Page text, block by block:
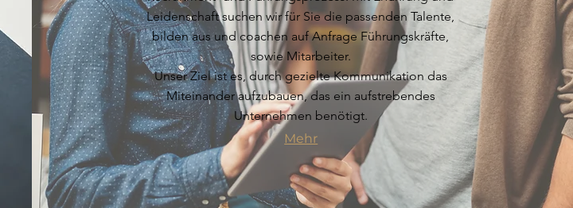
Leidenschaft suchen wir für Sie die passenden Talente,
bilden aus und coachen auf Anfrage Führungskräfte,
sowie Mitarbeiter.
Unser Ziel ist es, durch gezielte Kommunikation das
Miteinander aufzubauen, das ein aufstrebendes
Unternehmen benötigt.
Mehr